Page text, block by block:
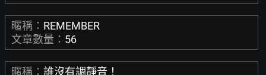
暱稱： REMEMBER
文章數量： 56
暱稱： 誰沒有調靜音！